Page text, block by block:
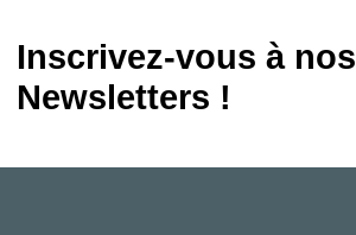
Inscrivez-vous à nos
Newsletters !